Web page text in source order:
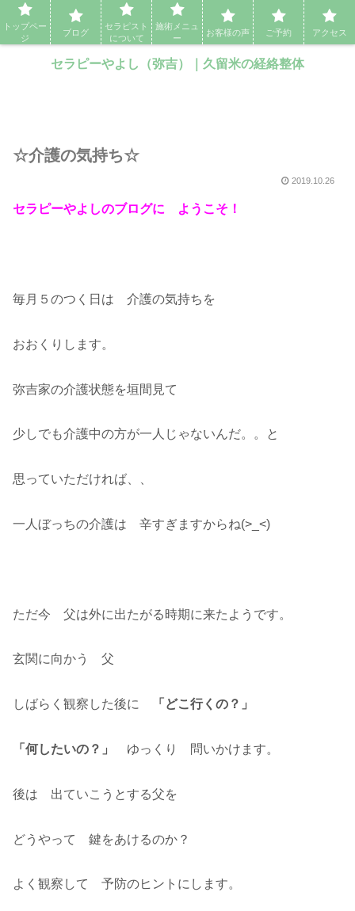
セラピーやよし（弥吉）｜久留米の経絡整体・アロママッサージ・エステ
セラピーやよし（弥吉）｜久留米の経絡整体
☆介護の気持ち☆
2019.10.26
セラピーやよしのブログに ようこそ！
毎月５のつく日は 介護の気持ちを
おおくりします。
弥吉家の介護状態を垣間見て
少しでも介護中の方が一人じゃないんだ。。と
思っていただければ、、
一人ぼっちの介護は 辛すぎますからね(>_<)
ただ今 父は外に出たがる時期に来たようです。
玄関に向かう 父
しばらく観察した後に 「どこ行くの？」
「何したいの？」 ゆっくり 問いかけます。
後は 出ていこうとする父を
どうやって 鍵をあけるのか？
よく観察して 予防のヒントにします。
トップペー
ジ
ブログ
セラピスト
について
施術メニュ
ー
お客様の声 ご予約 アクセス